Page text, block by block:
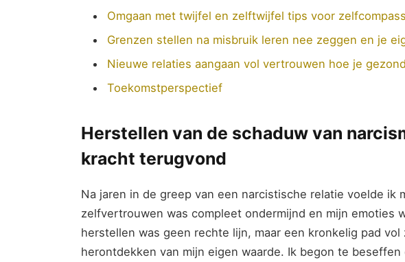
Omgaan met twijfel en zelftwijfel​ tips voor
Grenzen​ stellen na⁣ misbruik leren ⁤nee zeggen en je
Nieuwe relaties aangaan vol vertrouwen hoe ‍je⁢
Toekomstperspectief
Herstellen van de schaduw van⁣
⁢kracht​ terugvond
Na‌ jaren in de greep van een ⁤narcistische relatie voelde ik
zelfvertrouwen ⁢was compleet⁣ ondermijnd en mijn emoties
‍herstellen ⁤was geen rechte lijn, maar een kronkelig​ pad
herontdekken ⁤van mijn eigen waarde. Ik begon te